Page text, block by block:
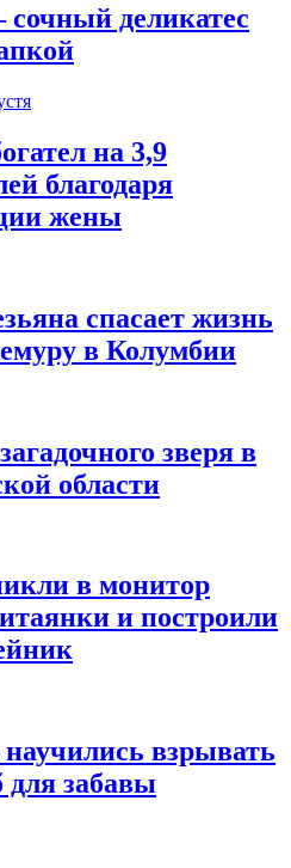
деликатес
на 3,9
благодаря
жены
спасает жизнь
в Колумбии
зверя в
области
в монитор
и построили
взрывать
забавы